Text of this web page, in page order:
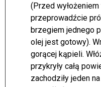
(Przed
przeprowadźcie
brzegiem jednego
olej jest gotowy).
gorącej kąpieli.
przykryły całą
zachodziły jeden